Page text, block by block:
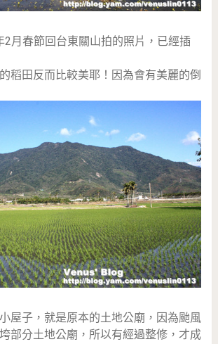
2月春節回台東關山拍的照片，已經插
稻田反而比較美耶！因為會有美麗的倒
屋子，就是原本的土地公廟，因為颱風
部分土地公廟，所以有經過整修，才成